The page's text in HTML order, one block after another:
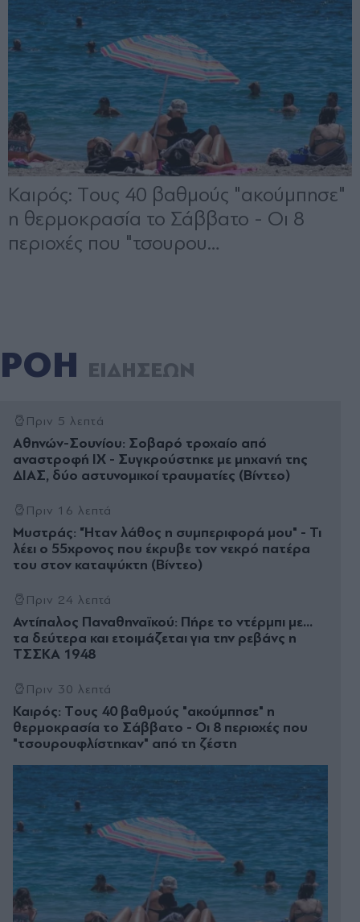
ΡΟΗ ΕΙΔΗΣΕΩΝ
Πριν 5 λεπτά
Αθηνών-Σουνίου: Σοβαρό τροχαίο από
αναστροφή ΙΧ - Συγκρούστηκε με μηχανή της
ΔΙΑΣ, δύο αστυνομικοί τραυματίες (Βίντεο)
Πριν 16 λεπτά
Μυστράς: "Ήταν λάθος η συμπεριφορά μου" - Τι
λέει ο 55χρονος που έκρυβε τον νεκρό πατέρα
του στον καταψύκτη (Βίντεο)
Πριν 24 λεπτά
Αντίπαλος Παναθηναϊκού: Πήρε το ντέρμπι με...
τα δεύτερα και ετοιμάζεται για την ρεβάνς η
ΤΣΣΚΑ 1948
Πριν 30 λεπτά
Καιρός: Tους 40 βαθμούς "ακούμπησε" η
θερμοκρασία το Σάββατο - Οι 8 περιοχές που
"τσουρουφλίστηκαν" από τη ζέστη